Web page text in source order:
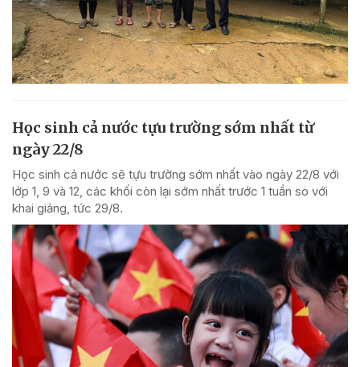
Học sinh cả nước tựu trường sớm nhất từ
ngày 22/8
Học sinh cả nước sẽ tựu trường sớm nhất vào ngày 22/8 với
lớp 1, 9 và 12, các khối còn lại sớm nhất trước 1 tuần so với
khai giảng, tức 29/8.